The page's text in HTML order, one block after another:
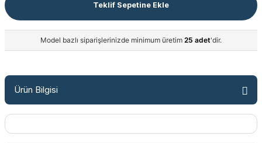
Teklif Sepetine Ekle
Model bazlı siparişlerinizde minimum üretim 25 adet'dir.
Ürün Bilgisi